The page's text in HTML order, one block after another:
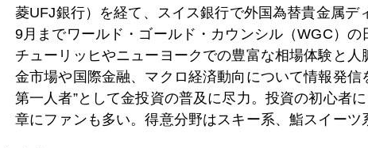
2007年12月17日 米国の物価上昇でドル高
2007年12月14日 プーチンの院政 パート２
菱UFJ銀行）を経て、スイス銀行で外国為替貴金属デ
9月までワールド・ゴールド・カウンシル（WGC）
チューリッヒやニューヨークでの豊富な相場体験と人
金市場や国際金融、マクロ経済動向について情報発信
第一人者”として金投資の普及に尽力。投資の初心者
章にファンも多い。得意分野はスキー系、鮨スイーツ